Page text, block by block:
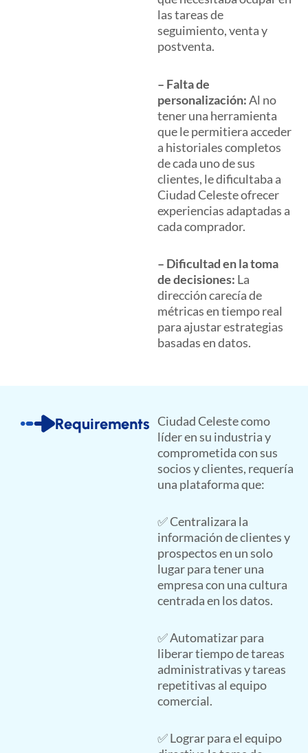
las tareas de
seguimiento, venta y
postventa.
– Falta de
personalización:Al no
tener una herramienta
que le permitiera acceder
a historiales completos
de cada uno de sus
clientes, le dificultaba a
Ciudad Celeste ofrecer
experiencias adaptadas a
cada comprador.
– Dificultad en la toma
de decisiones: La
dirección carecía de
métricas en tiempo real
para ajustar estrategias
basadas en datos.
Requirements Ciudad Celeste como
líder en su industria y
comprometida con sus
socios y clientes, requería
una plataforma que:
✅ Centralizara la
información de clientes y
prospectos en un solo
lugar para tener una
empresa con una cultura
centrada en los datos.
✅ Automatizar para
liberar tiempo de tareas
administrativas y tareas
repetitivas al equipo
comercial.
✅ Lograr para el equipo